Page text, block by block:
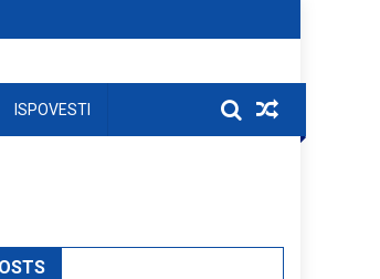
ISPOVESTI